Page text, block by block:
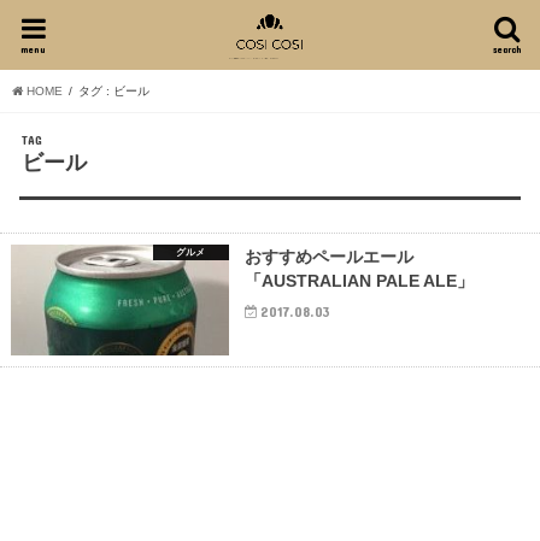
search
menu
HOME タグ : ビール
TAG
ビール
グルメ
おすすめペールエール
「AUSTRALIAN PALE ALE」
2017.08.03